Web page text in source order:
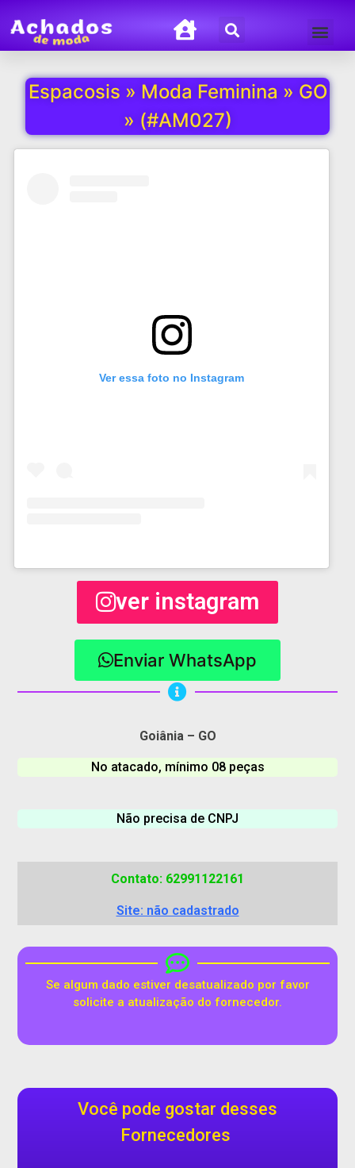
Espacosis » Moda Feminina » GO
» (#AM027)
Ver essa foto no Instagram
ver instagram
Enviar WhatsApp
Goiânia – GO
No atacado, mínimo 08 peças
Não precisa de CNPJ
Contato: 62991122161
Site: não cadastrado
Se algum dado estiver desatualizado por favor
solicite a atualização do fornecedor.
Você pode gostar desses
Fornecedores